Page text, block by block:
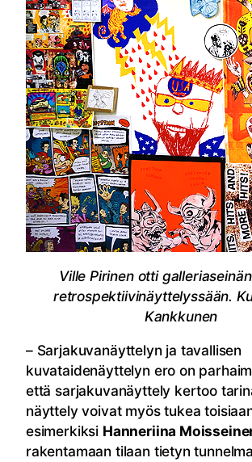
Ville Pirinen otti
retrospektiivinäyttelyssään.
Kankkunen
– Sarjakuvanäyttelyn ja tavallisen
kuvataidenäyttelyn ero on
että sarjakuvanäyttely kertoo
näyttely voivat myös tukea
esimerkiksi Hanneriina
rakentamaan tilaan tietyn